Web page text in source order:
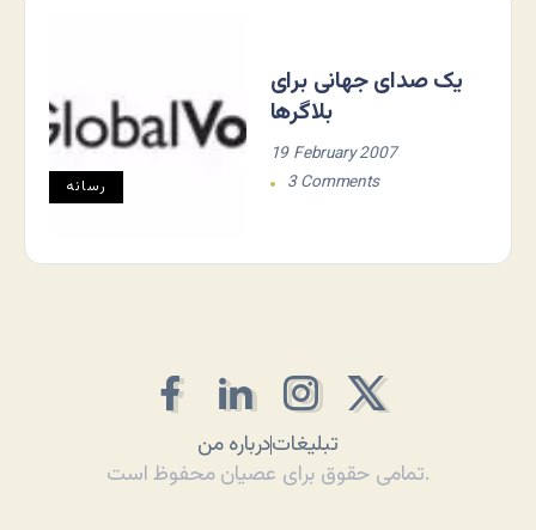
رسانه
یک صدای جهانی برای
بلاگرها
19 February 2007
3 Comments
درباره منتبلیغات
تمامی حقوق برای عصیان محفوظ است.